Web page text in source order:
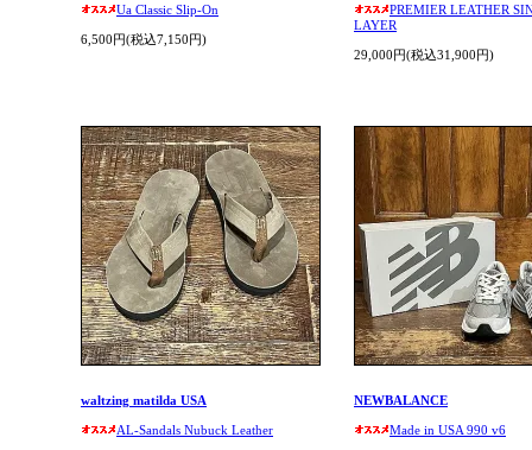
Ua Classic Slip-On
6,500円(税込7,150円)
PREMIER LEATHER
LAYER
29,000円(税込31,900円)
waltzing matilda USA
AL-Sandals Nubuck Leather
NEWBALANCE
Made in USA 990 v6